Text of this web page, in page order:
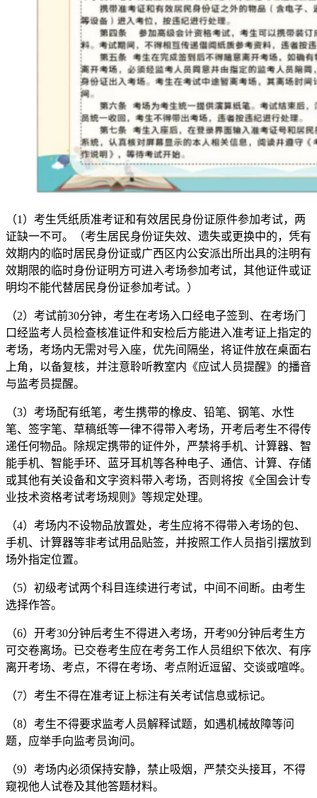
（1）考生凭纸质准考证和有效居民身份证原件参加考试，两
证缺一不可。（考生居民身份证失效、遗失或更换中的，凭有
效期内的临时居民身份证或广西区内公安派出所出具的注明有
效期限的临时身份证明方可进入考场参加考试，其他证件或证
明均不能代替居民身份证参加考试。）
（2）考试前30分钟，考生在考场入口经电子签到、在考场门
口经监考人员检查核准证件和安检后方能进入准考证上指定的
考场，考场内无需对号入座，优先间隔坐，将证件放在桌面右
上角，以备复核，并注意聆听教室内《应试人员提醒》的播音
与监考员提醒。
（3）考场配有纸笔，考生携带的橡皮、铅笔、钢笔、水性
笔、签字笔、草稿纸等一律不得带入考场，开考后考生不得传
递任何物品。除规定携带的证件外，严禁将手机、计算器、智
能手机、智能手环、蓝牙耳机等各种电子、通信、计算、存储
或其他有关设备和文字资料带入考场，否则将按《全国会计专
业技术资格考试考场规则》等规定处理。
（4）考场内不设物品放置处，考生应将不得带入考场的包、
手机、计算器等非考试用品贴签，并按照工作人员指引摆放到
场外指定位置。
（5）初级考试两个科目连续进行考试，中间不间断。由考生
选择作答。
（6）开考30分钟后考生不得进入考场，开考90分钟后考生方
可交卷离场。已交卷考生应在考务工作人员组织下依次、有序
离开考场、考点，不得在考场、考点附近逗留、交谈或喧哗。
（7）考生不得在准考证上标注有关考试信息或标记。
（8）考生不得要求监考人员解释试题，如遇机械故障等问
题，应举手向监考员询问。
（9）考场内必须保持安静，禁止吸烟，严禁交头接耳，不得
窥视他人试卷及其他答题材料。